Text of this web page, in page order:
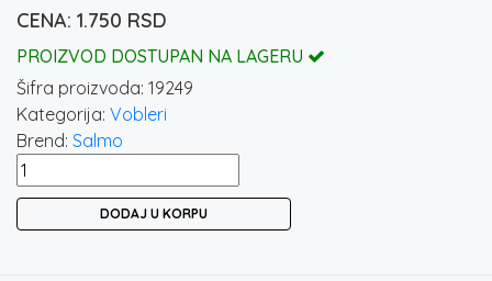
1.750 RSD
PROIZVOD DOSTUPAN NA LAGERU
Šifra proizvoda: 19249
Kategorija: Vobleri
Brend: Salmo
SALMO
FREEDIVER
DODAJ U KORPU